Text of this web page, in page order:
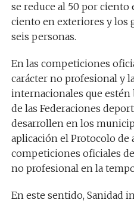
se reduce al 50 por
ciento en exteriores y los
seis personas.
En las competiciones
carácter no profesional y
internacionales que
de las Federaciones
desarrollen en los
aplicación el Protocolo de
competiciones oficiales
no profesional en la
En este sentido, Sanidad